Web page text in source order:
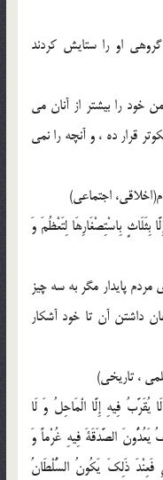
او را ستايش كردند
خود را بيشتر از آنان مى
قرار ده ، و آنچه را نمى
بِثَلَاثٍ بِاسْتِصْغَارِهَا لِتَعْظُمَ وَ
مردم پايدار مگر به سه چيز
داشتن آن تا خود آشكار
فِيهِ إِلَّا الْمَاحِلُ وَ لَا
يَعُدُّونَ الصَّدَقَةَ فِيهِ غُرْماً وَ
فَعِنْدَ ذَلِكَ يَكُونُ السُّلْطَانُ